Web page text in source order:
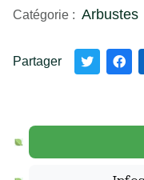
Catégorie : Arbustes
Partager